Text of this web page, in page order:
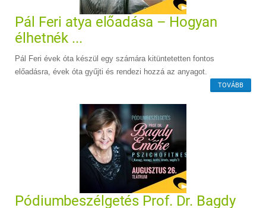
Pál Feri atya előadása – Hogyan
élhetnék ...
Pál Feri évek óta készül egy számára kitüntetetten fontos
előadásra, évek óta gyűjti és rendezi hozzá az anyagot.
TOVÁBB
Pódiumbeszélgetés Prof. Dr. Bagdy